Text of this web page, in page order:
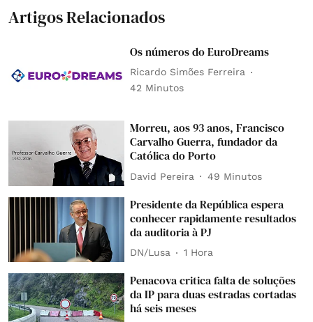
Artigos Relacionados
Os números do EuroDreams
Ricardo Simões Ferreira
42 Minutos
Morreu, aos 93 anos, Francisco
Carvalho Guerra, fundador da
Católica do Porto
David Pereira 49 Minutos
Presidente da República espera
conhecer rapidamente resultados
da auditoria à PJ
DN/Lusa 1 Hora
Penacova critica falta de soluções
da IP para duas estradas cortadas
há seis meses